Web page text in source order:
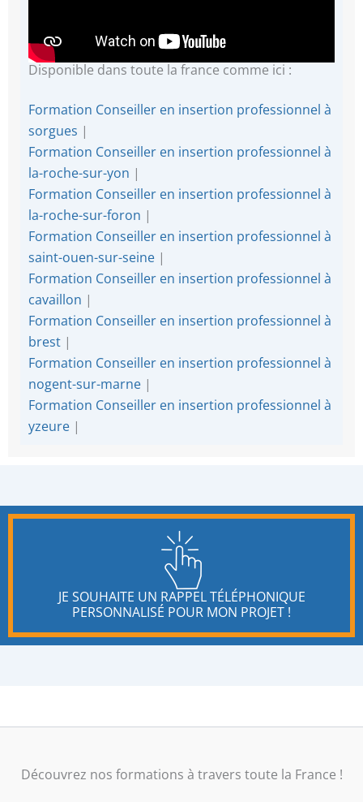
Disponible dans toute la france comme ici :
Formation Conseiller en insertion professionnel à
sorgues |
Formation Conseiller en insertion professionnel à
la-roche-sur-yon |
Formation Conseiller en insertion professionnel à
la-roche-sur-foron |
Formation Conseiller en insertion professionnel à
saint-ouen-sur-seine |
Formation Conseiller en insertion professionnel à
cavaillon |
Formation Conseiller en insertion professionnel à
brest |
Formation Conseiller en insertion professionnel à
nogent-sur-marne |
Formation Conseiller en insertion professionnel à
yzeure |
JE SOUHAITE UN RAPPEL TÉLÉPHONIQUE
PERSONNALISÉ POUR MON PROJET !
Découvrez nos formations à travers toute la France !